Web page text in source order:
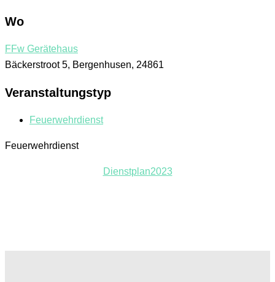
Wo
FFw Gerätehaus
Bäckerstroot 5, Bergenhusen, 24861
Veranstaltungstyp
Feuerwehrdienst
Feuerwehrdienst
Dienstplan2023